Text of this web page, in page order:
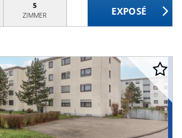
5
ZIMMER